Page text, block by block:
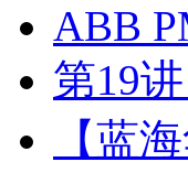
ABB
第19
【蓝